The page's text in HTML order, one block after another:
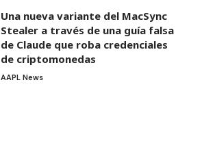
Una nueva variante del MacSync
Stealer a través de una guía falsa
de Claude que roba credenciales
de criptomonedas
AAPL News